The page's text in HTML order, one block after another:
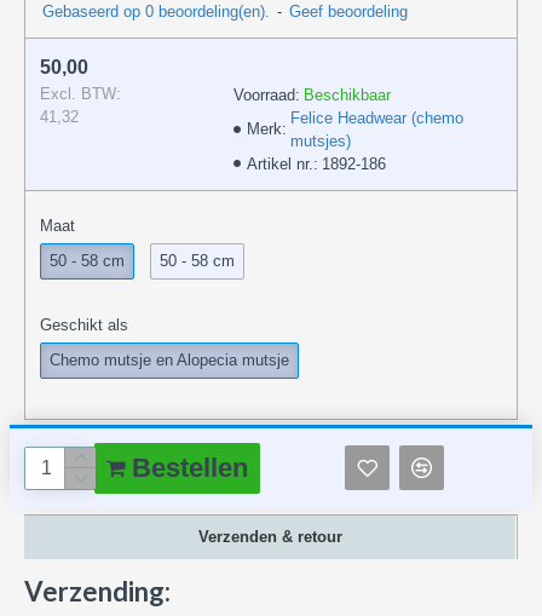
Gebaseerd op 0 beoordeling(en). - Geef beoordeling
50,00
Excl. BTW:
41,32
Voorraad: Beschikbaar
Merk:
Felice Headwear (chemo
mutsjes)
Artikel nr.: 1892-186
Maat
50 - 58 cm
50 - 58 cm
Geschikt als
Chemo mutsje en Alopecia mutsje
Bestellen
Verzenden & retour
Verzending: